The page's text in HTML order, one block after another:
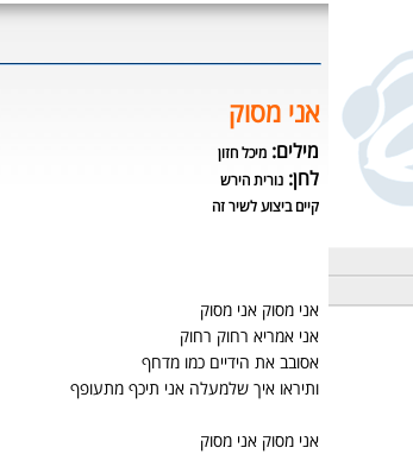
אני מסוק
מילים: מיכל חזון
לחן: נורית הירש
קיים ביצוע לשיר זה
אני מסוק אני מסוק
אני אמריא רחוק רחוק
אסובב את הידיים כמו מדחף
ותיראו איך שלמעלה אני תיכף מתעופף
אני מסוק אני מסוק